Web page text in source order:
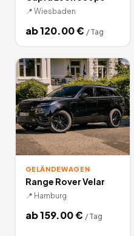
📍 Wiesbaden
ab120.00€ / Tag
GELÄNDEWAGEN
Range Rover Velar
📍 Hamburg
ab159.00€ / Tag